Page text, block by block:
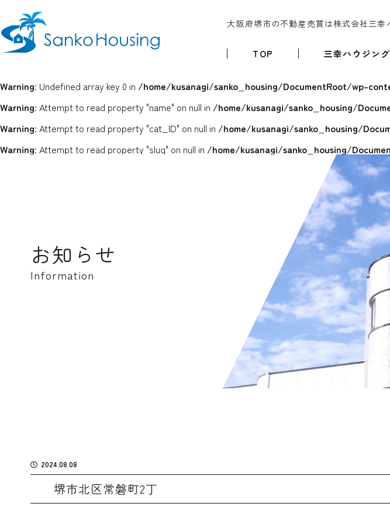
大阪府堺市の不動産売買は株式会社三幸
TOP 三幸ハウジン
Warning: Undefined array key 0 in /home/kusanagi/sanko_housing/DocumentRoot/wp-
Warning: Attempt to read property "name" on null in /home/kusanagi/sanko_housing/
Warning: Attempt to read property "cat_ID" on null in /home/kusanagi/sanko_housing/
Warning: Attempt to read property "slug" on null in /home/kusanagi/sanko_housing/
お知らせ
Information
2024.08.08
堺市北区常磐町2丁